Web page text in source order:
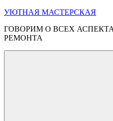
Перейти
содержимому
УЮТНАЯ МАСТЕРСКАЯ
ГОВОРИМ О ВСЕХ
РЕМОНТА